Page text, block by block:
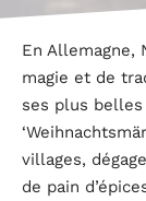
En Allemagne,
magie et de
ses plus
villages,
de pain